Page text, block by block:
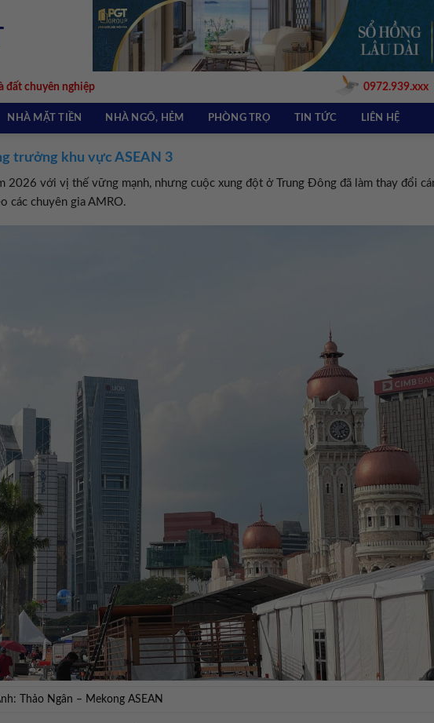
đất chuyên nghiệp 0972.939.xxx
NHÀ MẶT TIỀN NHÀ NGÕ, HẺM PHÒNG TRỌ TIN TỨC LIÊN HỆ
trưởng khu vực ASEAN 3
2026 với vị thế vững mạnh, nhưng cuộc xung đột ở Trung Đông đã làm thay đổi
các chuyên gia AMRO.
Thảo Ngân – Mekong ASEAN